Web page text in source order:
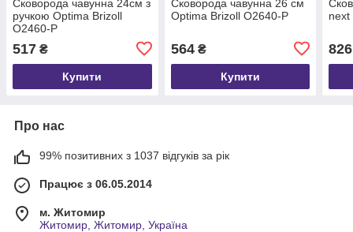
Сковорода чавунна 24см з
ручкою Optima Brizoll
O2460-P
517 ₴
Купити
Сковорода чавунна 26 см
Optima Brizoll O2640-P
564₴
Купити
next
826
Про нас
99% позитивних з 1037 відгуків за рік
Працює з 06.05.2014
м. Житомир
Житомир, Житомир, Україна